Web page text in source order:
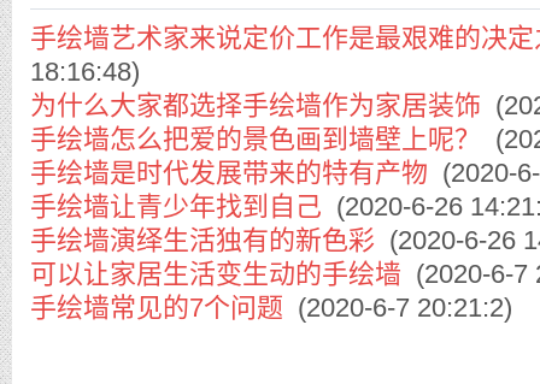
手绘墙艺术家来说定价工作是最艰难的决
18:16:48)
为什么大家都选择手绘墙作为家居装饰
手绘墙怎么把爱的景色画到墙壁上呢？
手绘墙是时代发展带来的特有产物 (2020-
手绘墙让青少年找到自己 (2020-6-26
手绘墙演绎生活独有的新色彩 (2020-6-26
可以让家居生活变生动的手绘墙 (2020-6-7
手绘墙常见的7个问题 (2020-6-7 20:21:2)